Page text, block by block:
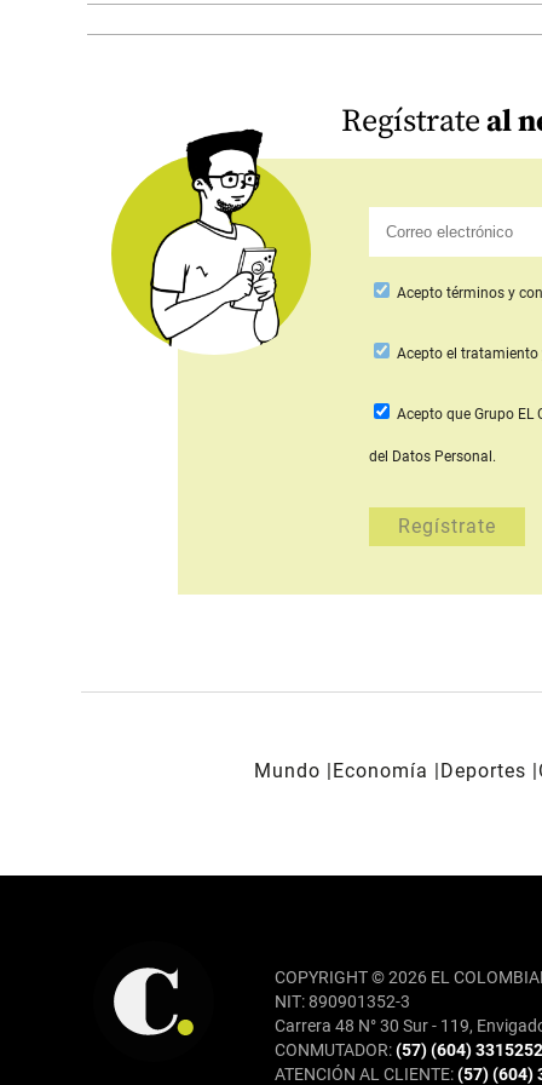
Regístrateal
Acepto términos y
Aceptoel tratamiento
Acepto que Grupo EL
del Datos Personal.
Mundo Economía Deportes
COPYRIGHT © 2026 EL
NIT: 890901352-3
Carrera 48 N° 30 Sur - 119,
CONMUTADOR:(57) (604) 3315252
ATENCIÓN AL CLIENTE:(57) (604)